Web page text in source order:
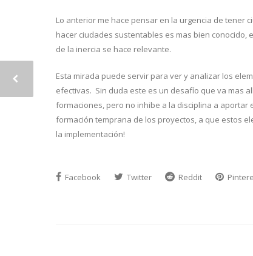
Lo anterior me hace pensar en la urgencia de tener
hacer ciudades sustentables es mas bien
de la inercia se hace relevante.
Esta mirada puede servir para ver y analizar los
efectivas. Sin duda este es un desafío que va mas
formaciones, pero no inhibe a la disciplina a aportar
formación temprana de los proyectos, a que estos
la implementación!
Facebook Twitter Reddit